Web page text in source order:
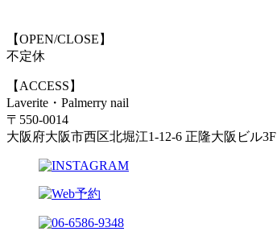
【OPEN/CLOSE】
不定休
【ACCESS】
Laverite・Palmerry nail
〒550-0014
大阪府大阪市西区北堀江1-12-6 正隆大阪ビル3F